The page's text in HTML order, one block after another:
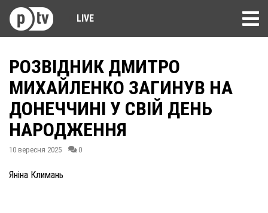
LIVE
РОЗВІДНИК ДМИТРО
МИХАЙЛЕНКО ЗАГИНУВ НА
ДОНЕЧЧИНІ У СВІЙ ДЕНЬ
НАРОДЖЕННЯ
10 вересня 2025 0
Яніна Климань